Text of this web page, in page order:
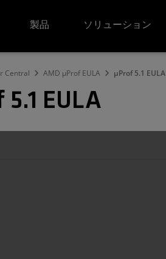
製品
ソリューション
Central AMD µProf EULA µProf 5.1 EULA
5.1 EULA